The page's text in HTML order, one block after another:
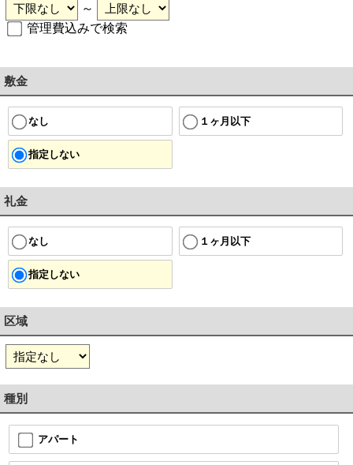
～
管理費込みで検索
敷金
なし １ヶ月以下
指定しない
礼金
なし １ヶ月以下
指定しない
区域
種別
アパート